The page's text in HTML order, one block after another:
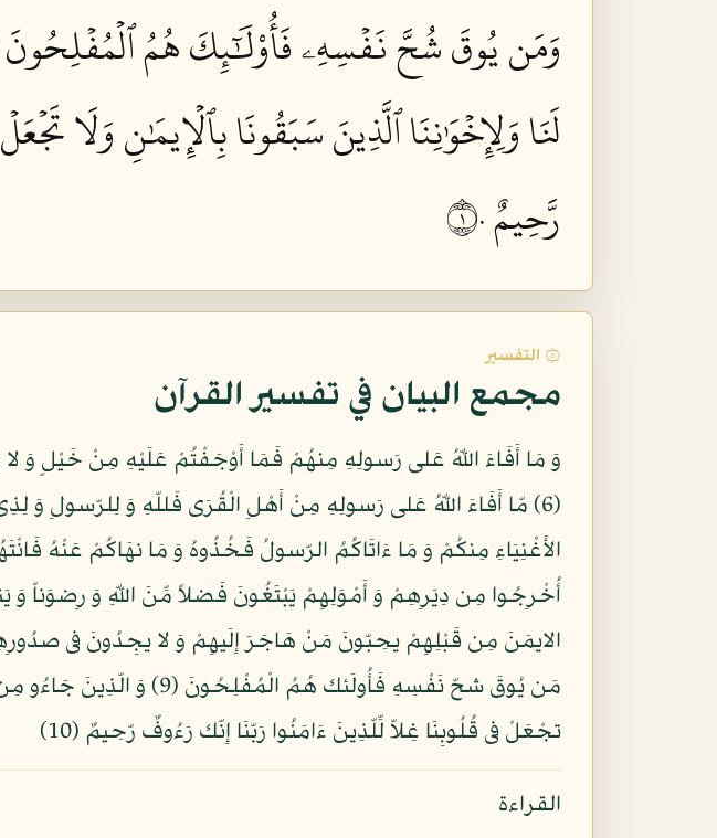
وَمَن يُوقَ شُحَّ نَفۡسِهِۦ فَأُوْلَٰٓئِكَ هُمُ ٱلۡمُفۡلِحُونَ ٩
لَنَا وَلِإِخۡوَٰنِنَا ٱلَّذِينَ سَبَقُونَا بِٱلۡإِيمَٰنِ وَلَا
رَّحِيمٌ ١٠
۞ التفسير
مجمع البيان في تفسير القرآن
وَ مَا أَفَاءَ اللّهُ عَلى رَسولِهِ مِنهُمْ فَمَا أَوْجَفْتُمْ عَلَيْهِ مِنْ خَيْلٍ وَ
(6) مّا أَفَاءَ اللّهُ عَلى رَسولِهِ مِنْ أَهْلِ الْقُرَى فَللّهِ وَ لِلرّسولِ وَ
الايمَنَ مِن قَبْلِهِمْ يحِبّونَ مَنْ هَاجَرَ إِلَيهِمْ وَ لا يجِدُونَ فى
مَن يُوقَ شحّ نَفْسِهِ فَأُولَئك
تجْعَلْ فى قُلُوبِنَا غِلاّ لِّلّذِينَ ءَامَنُوا رَبّنَا إِنّك رَءُوفٌ رّحِيمٌ (10)
القراءة